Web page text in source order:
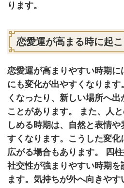
ります。
恋愛運が高まる時に起
恋愛運が高まりやすい時期に
にも変化が出やすくなりま
くなったり、新しい場所へ
ことがあります。 また、人
しめる時期は、自然と表情
すくなります。こうした変
広がる場合もあります。 四
社交性が強まりやすい時期を
ます。気持ちが外へ向きやす